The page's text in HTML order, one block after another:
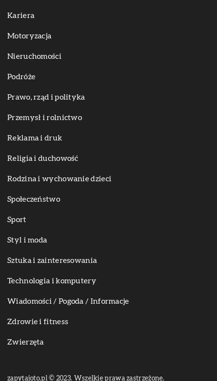
Kariera
Motoryzacja
Nieruchomości
Podróże
Prawo, rząd i polityka
Przemysł i rolnictwo
Reklama i druk
Religia i duchowość
Rodzina i wychowanie dzieci
Społeczeństwo
Sport
Styl i moda
Sztuka i zainteresowania
Technologia i komputery
Wiadomości / Pogoda / Informacje
Zdrowie i fitness
Zwierzęta
zapytajoto.pl © 2023. Wszelkie prawa zastrzeżone.